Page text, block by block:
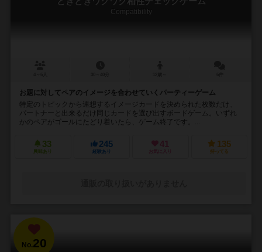
Compatibility
お題に対してペアのイメージを合わせていくパーティーゲーム
特定のトピックから連想するイメージカードを決められた枚数だけ、
パートナーと出来るだけ同じカードを選び出すボードゲーム。いずれ
かのペアがゴールにたどり着いたら、ゲーム終了です。...
33
興味あり
245
経験あり
41
お気に入り
135
持ってる
No.20